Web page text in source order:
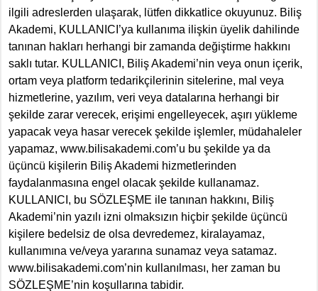
ilgili adreslerden ulaşarak, lütfen dikkatlice okuyunuz. Biliş
Akademi, KULLANICI’ya kullanıma ilişkin üyelik dahilinde
tanınan hakları herhangi bir zamanda değiştirme hakkını
saklı tutar. KULLANICI, Biliş Akademi’nin veya onun içerik,
ortam veya platform tedarikçilerinin sitelerine, mal veya
hizmetlerine, yazılım, veri veya datalarına herhangi bir
şekilde zarar verecek, erişimi engelleyecek, aşırı yükleme
yapacak veya hasar verecek şekilde işlemler, müdahaleler
yapamaz, www.bilisakademi.com’u bu şekilde ya da
üçüncü kişilerin Biliş Akademi hizmetlerinden
faydalanmasına engel olacak şekilde kullanamaz.
KULLANICI, bu SÖZLEŞME ile tanınan hakkını, Biliş
Akademi’nin yazılı izni olmaksızın hiçbir şekilde üçüncü
kişilere bedelsiz de olsa devredemez, kiralayamaz,
kullanımına ve/veya yararına sunamaz veya satamaz.
www.bilisakademi.com’nin kullanılması, her zaman bu
SÖZLEŞME’nin koşullarına tabidir.